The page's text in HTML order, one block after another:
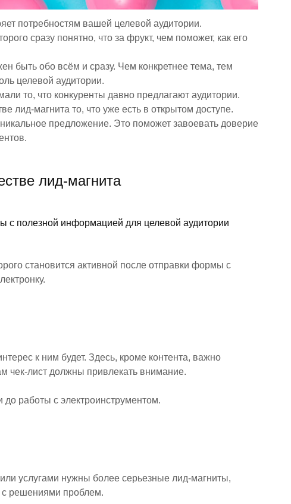
потребностям вашей целевой аудитории.
сразу понятно, что за фрукт, чем поможет, как его
быть обо всём и сразу. Чем конкретнее тема, тем
целевой аудитории.
то, что конкуренты давно предлагают аудитории.
лид-магнита то, что уже есть в открытом доступе.
предложение. Это поможет завоевать доверие
лид-магнита
полезной информацией для целевой аудитории
становится активной после отправки формы с
к ним будет. Здесь, кроме контента, важно
лист должны привлекать внимание.
работы с электроинструментом.
услугами нужны более серьезные лид-магниты,
решениями проблем.